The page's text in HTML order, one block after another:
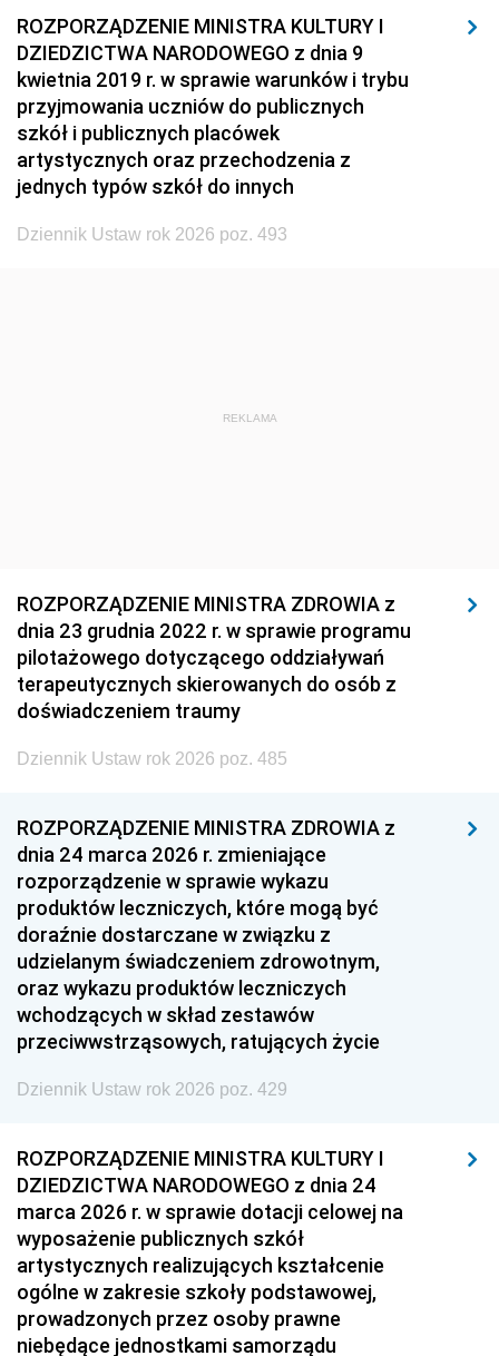
ROZPORZĄDZENIE MINISTRA KULTURY I
DZIEDZICTWA NARODOWEGO z dnia 9
kwietnia 2019 r. w sprawie warunków i trybu
przyjmowania uczniów do publicznych
szkół i publicznych placówek
artystycznych oraz przechodzenia z
jednych typów szkół do innych
Dziennik Ustaw rok 2026 poz. 493
REKLAMA
ROZPORZĄDZENIE MINISTRA ZDROWIA z
dnia 23 grudnia 2022 r. w sprawie programu
pilotażowego dotyczącego oddziaływań
terapeutycznych skierowanych do osób z
doświadczeniem traumy
Dziennik Ustaw rok 2026 poz. 485
ROZPORZĄDZENIE MINISTRA ZDROWIA z
dnia 24 marca 2026 r. zmieniające
rozporządzenie w sprawie wykazu
produktów leczniczych, które mogą być
doraźnie dostarczane w związku z
udzielanym świadczeniem zdrowotnym,
oraz wykazu produktów leczniczych
wchodzących w skład zestawów
przeciwwstrząsowych, ratujących życie
Dziennik Ustaw rok 2026 poz. 429
ROZPORZĄDZENIE MINISTRA KULTURY I
DZIEDZICTWA NARODOWEGO z dnia 24
marca 2026 r. w sprawie dotacji celowej na
wyposażenie publicznych szkół
artystycznych realizujących kształcenie
ogólne w zakresie szkoły podstawowej,
prowadzonych przez osoby prawne
niebędące jednostkami samorządu